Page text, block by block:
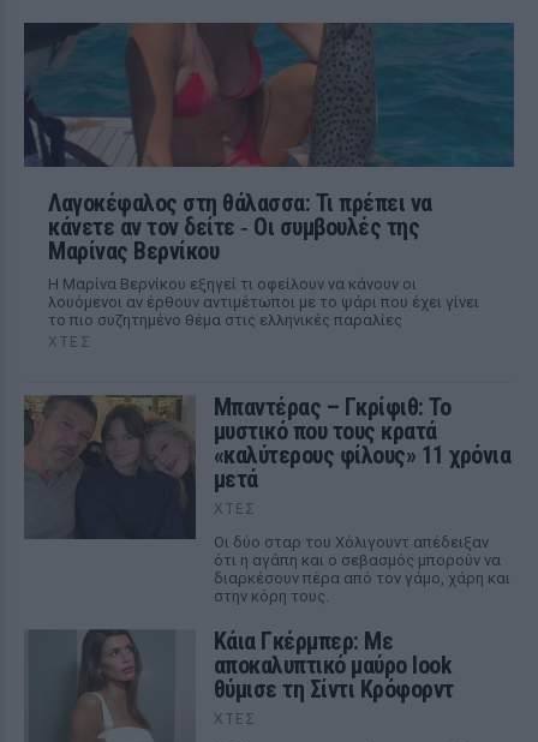
Λαγοκέφαλος στη θάλασσα: Τι πρέπει να
κάνετε αν τον δείτε ‑ Οι συμβουλές της
Μαρίνας Βερνίκου
Η Μαρίνα Βερνίκου εξηγεί τι οφείλουν να κάνουν οι
λουόμενοι αν έρθουν αντιμέτωποι με το ψάρι που έχει γίνει
το πιο συζητημένο θέμα στις ελληνικές παραλίες
ΧΤΕΣ
Μπαντέρας – Γκρίφιθ: Το
μυστικό που τους κρατά
«καλύτερους φίλους» 11 χρόνια
μετά
ΧΤΕΣ
Οι δύο σταρ του Χόλιγουντ απέδειξαν
ότι η αγάπη και ο σεβασμός μπορούν να
διαρκέσουν πέρα από τον γάμο, χάρη και
στην κόρη τους.
Κάια Γκέρμπερ: Με
αποκαλυπτικό μαύρο look
θύμισε τη Σίντι Κρόφορντ
ΧΤΕΣ